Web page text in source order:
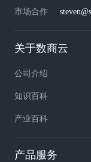
市场合作
关于数商云
公司介绍
知识百科
产业百科
产品服务